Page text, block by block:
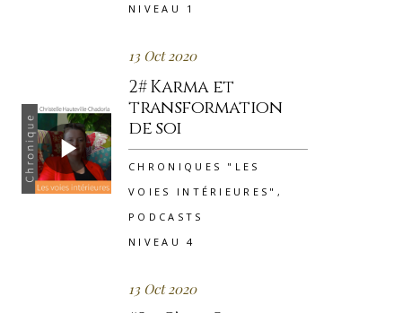
NIVEAU 1
13 Oct 2020
2# Karma et
transformation
de soi
CHRONIQUES "LES
VOIES INTÉRIEURES" ,
PODCASTS
NIVEAU 4
13 Oct 2020